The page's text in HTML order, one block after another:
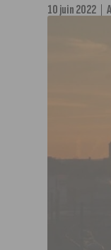
10 juin 2022